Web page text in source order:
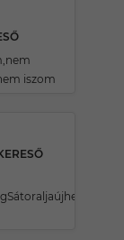
iszom